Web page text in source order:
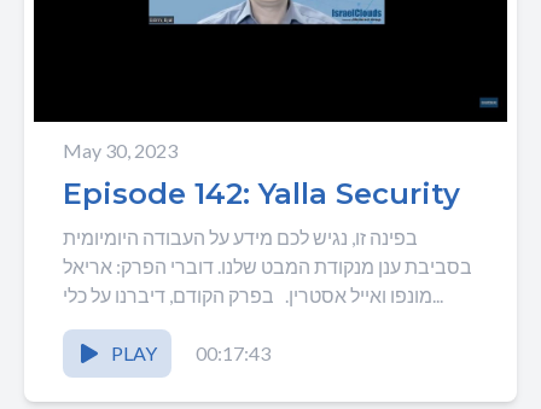
May 30, 2023
Episode 142: Yalla Security
בפינה זו, נגיש לכם מידע על העבודה היומיומית
בסביבת ענן מנקודת המבט שלנו. דוברי הפרק: אריאל
מונפו ואייל אסטרין. בפרק הקודם, דיברנו על כלי...
PLAY 00:17:43